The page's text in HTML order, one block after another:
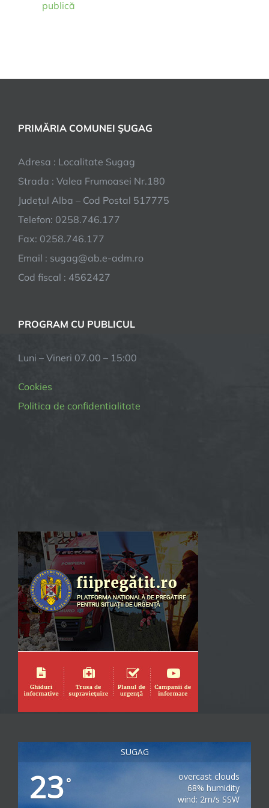
publică
PRIMĂRIA COMUNEI ŞUGAG
Adresa : Localitate Sugag
Strada : Valea Frumoasei Nr.180
Județul Alba – Cod Postal 517775
Telefon: 0258.746.177
Fax: 0258.746.177
Email : sugag@ab.e-adm.ro
Cod fiscal : 4562427
PROGRAM CU PUBLICUL
Luni – Vineri 07.00 – 15:00
Cookies
Politica de confidentialitate
SUGAG
23°
overcast clouds
68% humidity
wind: 2m/s SSW